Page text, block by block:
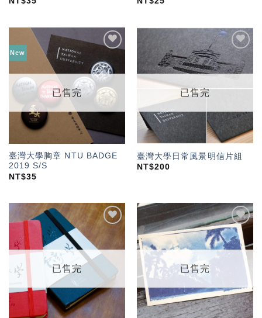
New
「願
望輕
單」
已售完
臺灣大學胸章 NTU BADGE
2019 S/S
NT$35
加入
「願
望輕
已售完
臺灣大學日常風景明信片組
NT$200
望輕
單」
已售完
加入
「願
望輕
單」
已售完